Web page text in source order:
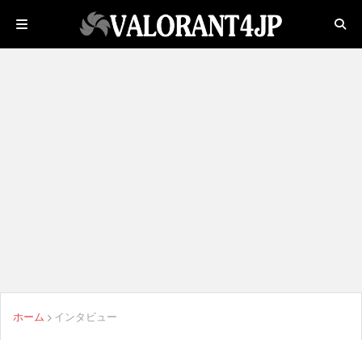
ホーム インタビュー